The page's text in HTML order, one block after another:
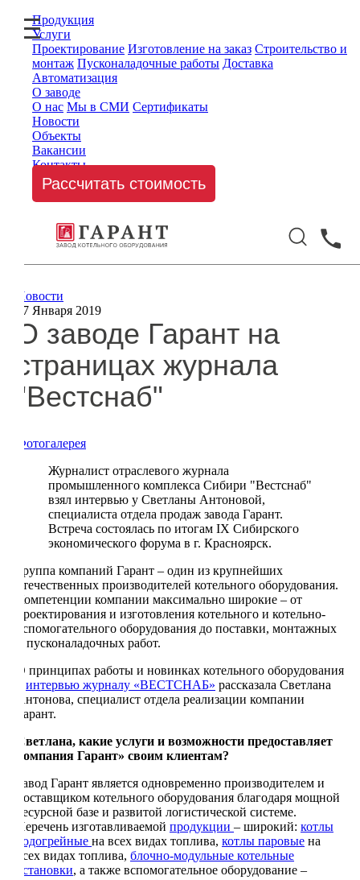
Продукция
Услуги
Проектирование Изготовление на заказ Строительство и
монтаж Пусконаладочные работы Доставка
Автоматизация
О заводе
О нас Мы в СМИ Сертификаты
Новости
Объекты
Вакансии
Контакты
Рассчитать стоимость
Новости
17 Января 2019
О заводе Гарант на
страницах журнала
"Вестснаб"
Фотогалерея
Журналист отраслевого журнала
промышленного комплекса Сибири "Вестснаб"
взял интервью у Светланы Антоновой,
специалиста отдела продаж завода Гарант.
Встреча состоялась по итогам IX Сибирского
экономического форума в г. Красноярск.
Группа компаний Гарант – один из крупнейших
отечественных производителей котельного оборудования.
Компетенции компании максимально широкие – от
проектирования и изготовления котельного и котельно-
вспомогательного оборудования до поставки, монтажных
и пусконаладочных работ.
О принципах работы и новинках котельного оборудования
интервью журналу «ВЕСТСНАБ» рассказала Светлана
Антонова, специалист отдела реализации компании
Гарант.
Светлана, какие услуги и возможности предоставляет
компания Гарант» своим клиентам?
Завод Гарант является одновременно производителем и
поставщиком котельного оборудования благодаря мощной
ресурсной базе и развитой логистической системе.
Перечень изготавливаемой продукции – широкий: котлы
водогрейные на всех видах топлива, котлы паровые на
всех видах топлива, блочно-модульные котельные
установки, а также вспомогательное оборудование –